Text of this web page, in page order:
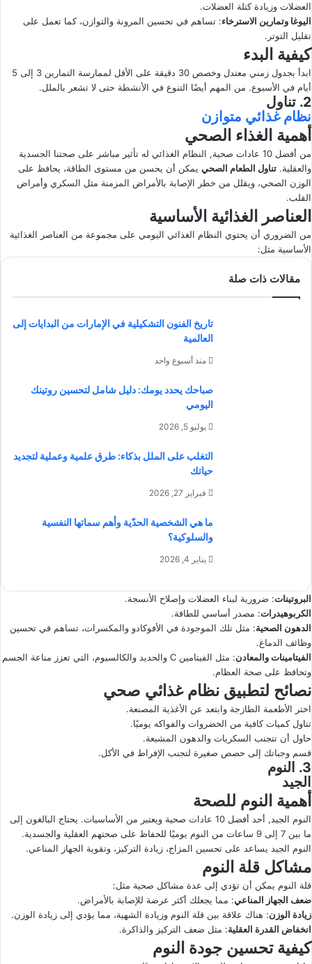
العضلات وزيادة كتلة العضلات.
اليوغا وتمارين الاسترخاء: تساهم في تحسين المرونة والتوازن، كما تعمل على
تقليل التوتر.
كيفية البدء
ابدأ بجدول زمني معتدل وخصص 30 دقيقة على الأقل لممارسة التمارين 3 إلى 5
أيام في الأسبوع. من المهم أيضًا التنوع في الأنشطة حتى لا تشعر بالملل.
2. تناول
نظام غذائي متوازن
أهمية الغذاء الصحي
من أفضل 10 عادات صحية, النظام الغذائي له تأثير مباشر على صحتنا الجسدية
والعقلية. تناول الطعام الصحي يمكن أن يحسن من مستوى الطاقة، يحافظ على
الوزن الصحي، ويقلل من خطر الإصابة بالأمراض المزمنة مثل السكري وأمراض
القلب.
العناصر الغذائية الأساسية
من الضروري أن يحتوي النظام الغذائي اليومي على مجموعة من العناصر الغذائية
الأساسية مثل:
مقالات ذات صلة
تاريخ الفنون التشكيلية في الإمارات من البدايات إلى
العالمية
منذ أسبوع واحد
صباحك يحدد يومك: دليل شامل لتحسين روتينك
اليومي
يوليو 5, 2026
التغلب على الملل بذكاء: طرق علمية وعملية لتجديد
حياتك
فبراير 27, 2026
ما هي الشخصية الحدّية وأهم سماتها النفسية
والسلوكية؟
يناير 4, 2026
البروتينات: ضرورية لبناء العضلات وإصلاح الأنسجة.
الكربوهيدرات: مصدر أساسي للطاقة.
الدهون الصحية: مثل تلك الموجودة في الأفوكادو والمكسرات، تساهم في تحسين
وظائف الدماغ.
الفيتامينات والمعادن
: مثل الفيتامين C والحديد والكالسيوم، التي تعزز مناعة الجسم
وتحافظ على صحة العظام.
نصائح لتطبيق نظام غذائي صحي
اختر الأطعمة الطازجة وابتعد عن الأغذية المصنعة.
تناول كميات كافية من الخضروات والفواكه يوميًا.
حاول أن تتجنب السكريات والدهون المشبعة.
قسم وجباتك إلى حصص صغيرة لتجنب الإفراط في الأكل.
3. النوم
الجيد
أهمية النوم للصحة
النوم الجيد, أحد أفضل 10 عادات صحية ويعتبر من الأساسيات. يحتاج البالغون إلى
ما بين 7 إلى 9 ساعات من النوم يوميًا للحفاظ على صحتهم العقلية والجسدية.
النوم الجيد يساعد على تحسين المزاج، زيادة التركيز، وتقوية الجهاز المناعي.
مشاكل قلة النوم
قلة النوم يمكن أن تؤدي إلى عدة مشاكل صحية مثل:
ضعف الجهاز المناعي: مما يجعلك أكثر عرضة للإصابة بالأمراض.
زيادة الوزن: هناك علاقة بين قلة النوم وزيادة الشهية، مما يؤدي إلى زيادة الوزن.
انخفاض القدرة العقلية: مثل ضعف التركيز والذاكرة.
كيفية تحسين جودة النوم